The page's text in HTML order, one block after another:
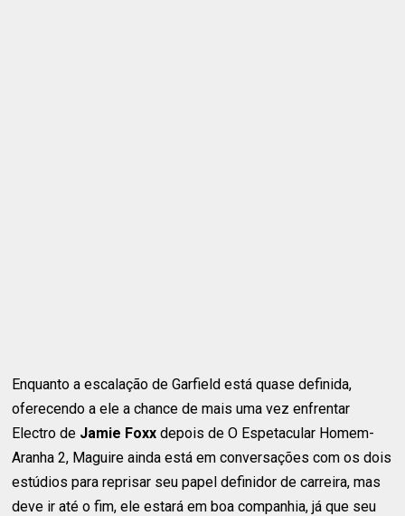
Enquanto a escalação de Garfield está quase definida,
oferecendo a ele a chance de mais uma vez enfrentar
Electro de Jamie Foxx depois de O Espetacular Homem-
Aranha 2, Maguire ainda está em conversações com os dois
estúdios para reprisar seu papel definidor de carreira, mas
deve ir até o fim, ele estará em boa companhia, já que seu